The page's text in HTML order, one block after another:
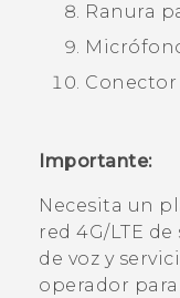
Ranura
Conector
Importante:
Necesita un
red 4G/ LTE de
de voz y
operador